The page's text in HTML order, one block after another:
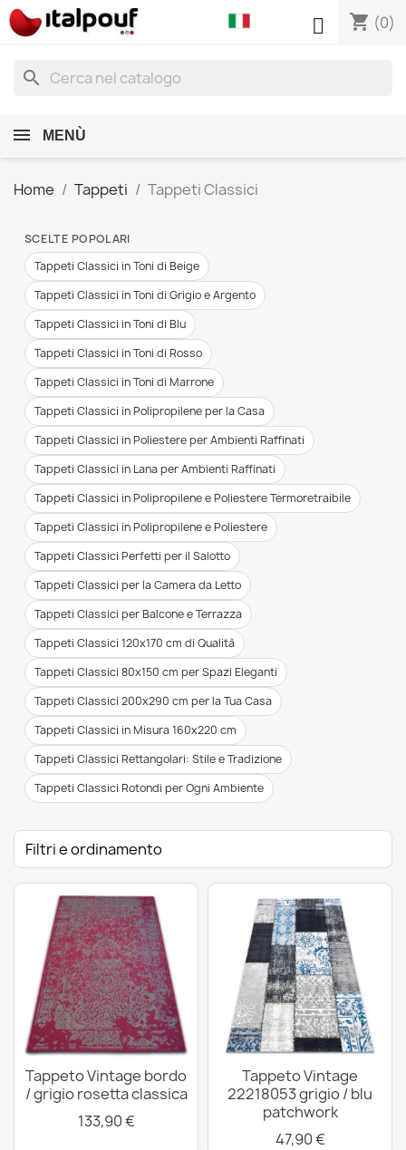
shopping_cart (0)

search
MENÙ
Home Tappeti Tappeti Classici
SCELTE POPOLARI
Tappeti Classici in Toni di Beige
Tappeti Classici in Toni di Grigio e Argento
Tappeti Classici in Toni di Blu
Tappeti Classici in Toni di Rosso
Tappeti Classici in Toni di Marrone
Tappeti Classici in Polipropilene per la Casa
Tappeti Classici in Poliestere per Ambienti Raffinati
Tappeti Classici in Lana per Ambienti Raffinati
Tappeti Classici in Polipropilene e Poliestere Termoretraibile
Tappeti Classici in Polipropilene e Poliestere
Tappeti Classici Perfetti per il Salotto
Tappeti Classici per la Camera da Letto
Tappeti Classici per Balcone e Terrazza
Tappeti Classici 120x170 cm di Qualità
Tappeti Classici 80x150 cm per Spazi Eleganti
Tappeti Classici 200x290 cm per la Tua Casa
Tappeti Classici in Misura 160x220 cm
Tappeti Classici Rettangolari: Stile e Tradizione
Tappeti Classici Rotondi per Ogni Ambiente
Filtri e ordinamento
Tappeto Vintage bordo
/ grigio rosetta classica
133,90 €
Tappeto Vintage
22218053 grigio / blu
patchwork
47,90 €